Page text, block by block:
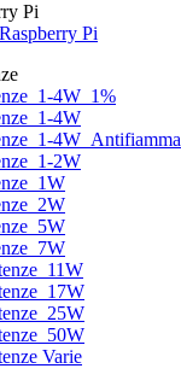
Pi
Pi
4W_1%
4W
4W_Antifiamma
2W
Varie